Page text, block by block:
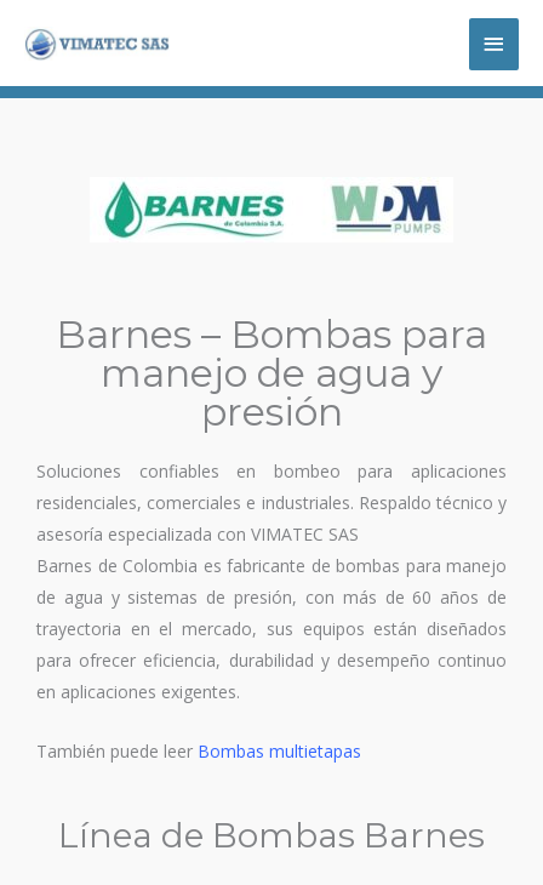
Menú
Barnes – Bombas para
manejo de agua y
presión
Soluciones confiables en bombeo para aplicaciones
residenciales, comerciales e industriales. Respaldo técnico y
asesoría especializada con VIMATEC SAS
Barnes de Colombia es fabricante de bombas para manejo
de agua y sistemas de presión, con más de 60 años de
trayectoria en el mercado, sus equipos están diseñados
para ofrecer eficiencia, durabilidad y desempeño continuo
en aplicaciones exigentes.
También puede leer Bombas multietapas
Línea de Bombas Barnes